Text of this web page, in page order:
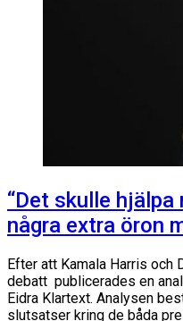
“Det skulle hjälpa
några extra öron
Efter att Kamala Harris och
debatt publicerades en
Eidra Klartext. Analysen
slutsatser kring de båda